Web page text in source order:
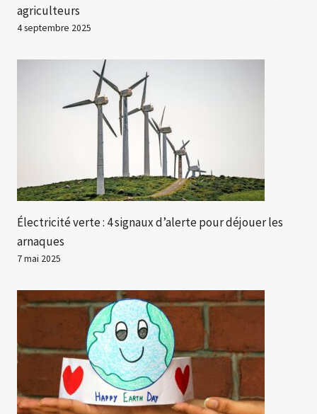
agriculteurs
4 septembre 2025
Électricité verte : 4 signaux d’alerte pour déjouer les
arnaques
7 mai 2025